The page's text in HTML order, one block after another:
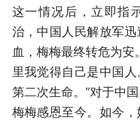
这一情况后，立即指
治，中国人民解放军
血，梅梅最终转危为安
里我觉得自己是中国
第二次生命。”对于中
梅梅感恩至今。如今，